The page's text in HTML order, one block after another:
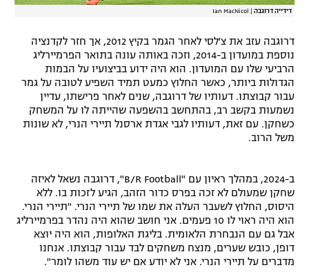
דידייה דרוגבה Ian MacNicol
דרוגבה עזב את צ'לסי לאחר הגמר בקיץ 2012, אך חזר לקדנציה
נוספת במועדון ב-2014, וזכה באותה עונה בתואר הפרמיירליג
הרביעי שלו עם המועדון. הוא היה ידוע בביצועיו על הבמות
הגדולות ביותר, כאשר החלוץ כמעט תמיד השפיע לטובה על גמר
עבור קבוצתו. דעותיו של דרוגבה, שנים לאחר פרישתו, עדיין
נשמעות בקשב רב, בהתחשב בהשפעה שהייתה לו על המשחק
כשחקן. עם זאת, דעותיו לגבי אגדת ארסנל תיירי הנרי, לא שונות
משל הרוב.
ב-2024, במהלך ראיון עם "B/R Football", דרוגבה נשאל לאיזה
שחקן שמעולם לא זכה בפרס כדור הזהב, הגיע לזכות בו. ללא
היסוס, החלוץ לשעבר העלה את שמו של תיירי הנרי. "תיירי הנרי.
הוא היה ראוי לו 10 פעמים. אני חושב שהוא היה נהדר בפרמיירליג
אבל גם עם הנבחרת הלאומית. בליגת האלופות, הוא היה יוצא
דופן, כובש שערים, מנצח משחקים לבד עבור קבוצתו. אנחנו
מדברים על תיירי הנרי. אני לא יודע אם יש עוד משהו לומר".